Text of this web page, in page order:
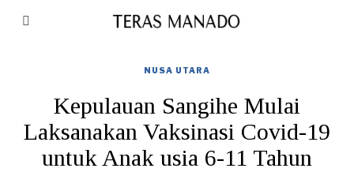
NUSA UTARA
Kepulauan Sangihe Mulai
Laksanakan Vaksinasi Covid-19
untuk Anak usia 6-11 Tahun